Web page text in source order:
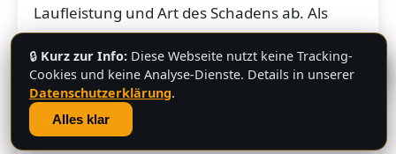
Laufleistung und Art des Schadens ab. Als
grobe Richtung: Fahrzeuge mit Motorschaden
bringen je nach Restwert der Karosserie und
der Teile oft noch mehrere hundert bis
mehrere tausend Euro. Schicken Sie uns die
Fahrzeugdaten – Sie bekommen von uns eine
💬
🔒 Kurz zur Info: Diese Webseite nutzt keine Tracking-
Cookies und keine Analyse-Dienste. Details in unserer
Datenschutzerklärung.
Alles klar